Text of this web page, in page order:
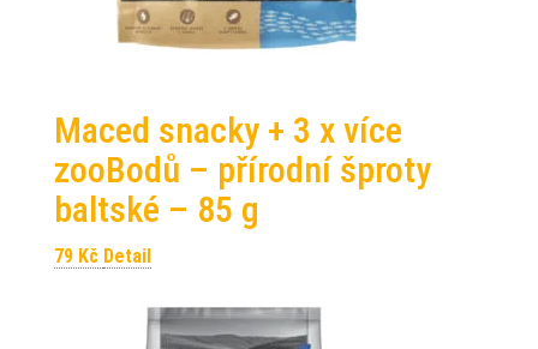
Maced snacky + 3 x více
zooBodů – přírodní šproty
baltské – 85 g
79 Kč Detail